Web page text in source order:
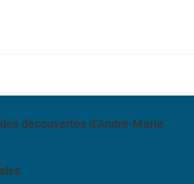
découvertes d’André-Marie